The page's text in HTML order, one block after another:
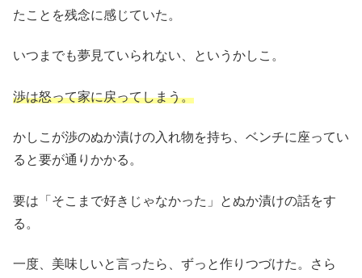
たことを残念に感じていた。
いつまでも夢見ていられない、というかしこ。
渉は怒って家に戻ってしまう。
かしこが渉のぬか漬けの入れ物を持ち、ベンチに座ってい
ると要が通りかかる。
要は「そこまで好きじゃなかった」とぬか漬けの話をす
る。
一度、美味しいと言ったら、ずっと作りつづけた。さら